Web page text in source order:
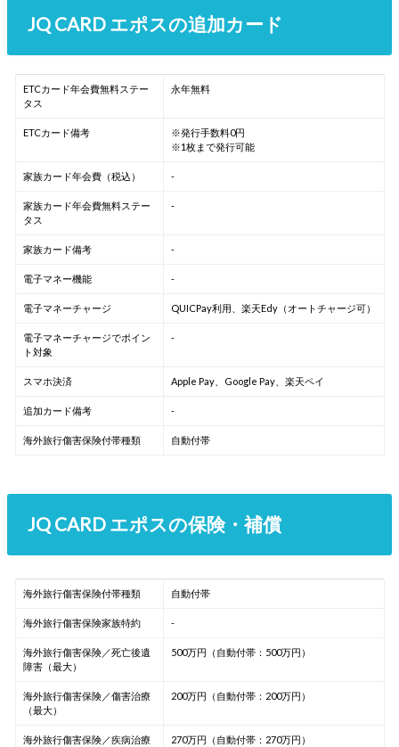
JQ CARD エポスの追加カード
ETCカード年会費無料ステー
タス
永年無料
ETCカード備考
※発行手数料0円
※1枚まで発行可能
家族カード年会費（税込） -
家族カード年会費無料ステー
タス
-
家族カード備考 -
電子マネー機能 -
電子マネーチャージ QUICPay利用、楽天Edy（オートチャージ可）
電子マネーチャージでポイン
ト対象
-
スマホ決済 Apple Pay、Google Pay、楽天ペイ
追加カード備考 -
海外旅行傷害保険付帯種類 自動付帯
JQ CARD エポスの保険・補償
海外旅行傷害保険付帯種類 自動付帯
海外旅行傷害保険家族特約 -
海外旅行傷害保険／死亡後遺
障害（最大）
500万円（自動付帯：500万円）
海外旅行傷害保険／傷害治療
（最大）
200万円（自動付帯：200万円）
海外旅行傷害保険／疾病治療
270万円（自動付帯：270万円）